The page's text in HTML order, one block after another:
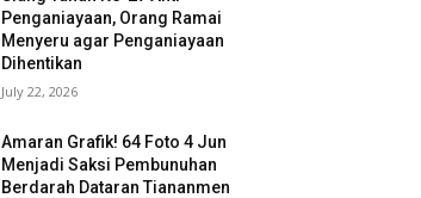
Penganiayaan, Orang Ramai
Menyeru agar Penganiayaan
Dihentikan
July 22, 2026
Amaran Grafik! 64 Foto 4 Jun
Menjadi Saksi Pembunuhan
Berdarah Dataran Tiananmen